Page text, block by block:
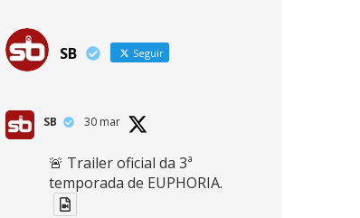
SB Seguir
SB 30 mar
🚨 Trailer oficial da 3ª
temporada de EUPHORIA.